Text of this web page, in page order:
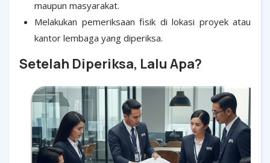
maupun masyarakat.
Melakukan pemeriksaan fisik di lokasi proyek atau
kantor lembaga yang diperiksa.
Setelah Diperiksa, Lalu Apa?